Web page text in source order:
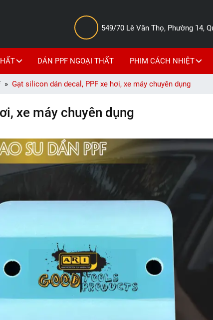
549/70 Lê Văn Thọ, Phường 14,
DÁN PPF NGOẠI THẤT PHIM CÁCH NHIỆT
Gạt silicon dán decal, PPF xe hơi, xe máy chuyên dụng
xe máy chuyên dụng